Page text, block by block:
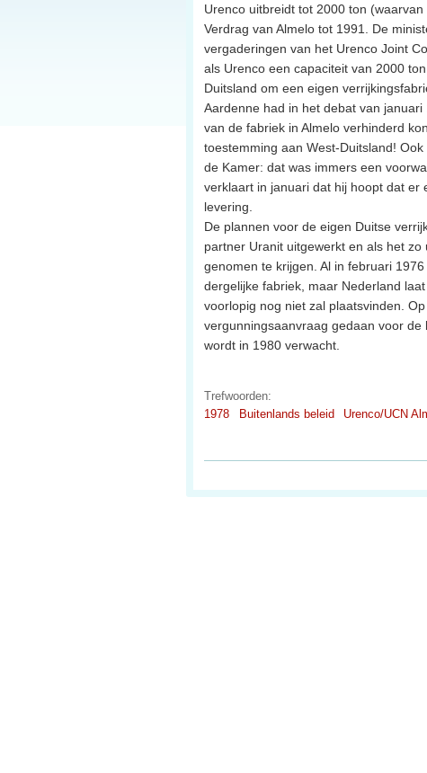
Urenco uitbreidt tot 2000 ton
Verdrag van Almelo tot 1991. De
vergaderingen van het Urenco Joint
als Urenco een capaciteit van 2000
Duitsland om een eigen
Aardenne had in het debat van
van de fabriek in Almelo verhinderd
toestemming aan West-Duitsland!
de Kamer: dat was immers een
verklaart in januari dat hij hoopt dat
levering.
De plannen voor de eigen Duitse
partner Uranit uitgewerkt en als het
genomen te krijgen. Al in februari
dergelijke fabriek, maar Nederland
voorlopig nog niet zal plaatsvinden.
vergunningsaanvraag gedaan voor
wordt in 1980 verwacht.
Trefwoorden:
1978
Buitenlands beleid Urenco/UCN